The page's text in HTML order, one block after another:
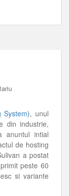
System), unul
din industrie,
anuntul intial
de hosting
a postat
peste 60
si variante